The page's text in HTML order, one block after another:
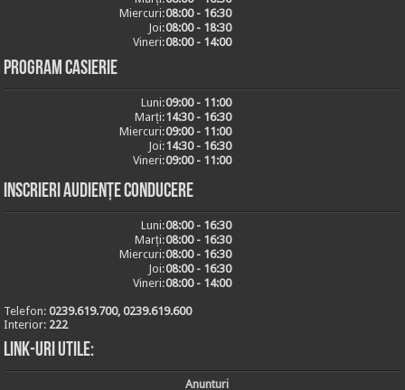
Miercuri:08:00 - 16:30
Joi:08:00 - 18:30
Vineri:08:00 - 14:00
Program casierie
Luni:09:00 - 11:00
Marți:14:30 - 16:30
Miercuri:09:00 - 11:00
Joi:14:30 - 16:30
Vineri:09:00 - 11:00
Inscrieri audiențe conducere
Luni:08:00 - 16:30
Marți:08:00 - 16:30
Miercuri:08:00 - 16:30
Joi:08:00 - 16:30
Vineri:08:00 - 14:00
Telefon:0239.619.700, 0239.619.600
Interior: 222
Link-uri utile:
Anunturi